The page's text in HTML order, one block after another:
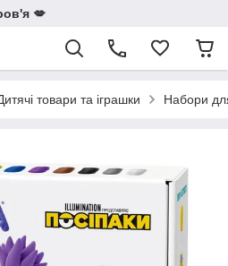
💋
товари та іграшки Набори